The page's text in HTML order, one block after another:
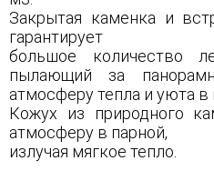
Закрытая каменка и
гарантирует
большое количество
пылающий за
атмосферу тепла и уюта в
Кожух из природного
атмосферу в парной,
излучая мягкое тепло.